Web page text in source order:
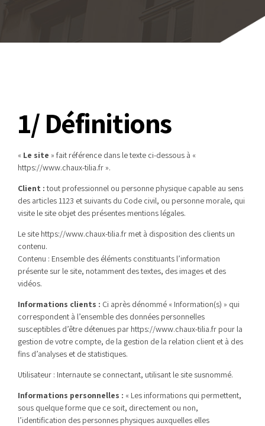
1/ Définitions
« Le site » fait référence dans le texte ci-dessous à «
https://www.chaux-tilia.fr ».
Client : tout professionnel ou personne physique capable au sens
des articles 1123 et suivants du Code civil, ou personne morale, qui
visite le site objet des présentes mentions légales.
Le site https://www.chaux-tilia.fr met à disposition des clients un
contenu.
Contenu : Ensemble des éléments constituants l’information
présente sur le site, notamment des textes, des images et des
vidéos.
Informations clients : Ci après dénommé « Information(s) » qui
correspondent à l’ensemble des données personnelles
susceptibles d’être détenues par https://www.chaux-tilia.fr pour la
gestion de votre compte, de la gestion de la relation client et à des
fins d’analyses et de statistiques.
Utilisateur : Internaute se connectant, utilisant le site susnommé.
Informations personnelles : « Les informations qui permettent,
sous quelque forme que ce soit, directement ou non,
l’identification des personnes physiques auxquelles elles